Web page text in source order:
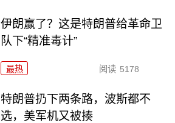
伊朗赢了？这是特朗普给革命卫
队下“精准毒计”
最热 阅读 5178
特朗普扔下两条路，波斯都不
选，美军机又被揍